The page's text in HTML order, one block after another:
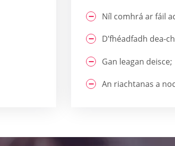
Níl comhrá ar fáil
D’fhéadfadh dea-
Gan leagan deisce;
An riachtanas a